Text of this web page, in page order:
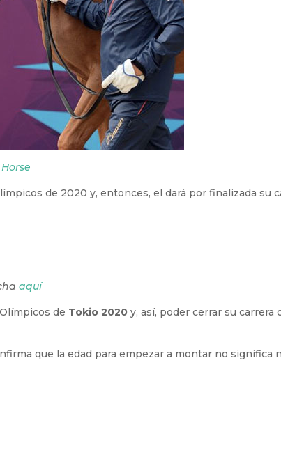
de 2020 y, entonces, el dará por finalizada su
aquí
de Tokio 2020 y, así, poder cerrar su carrera
que la edad para empezar a montar no significa